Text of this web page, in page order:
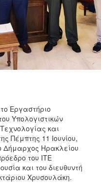
Εργαστήριο
Υπολογιστικών
και
Πέμπτης 11 Ιουνίου,
Δήμαρχος Ηρακλείου
του ΙΤΕ
και του διευθυντή
Χρυσουλάκη.